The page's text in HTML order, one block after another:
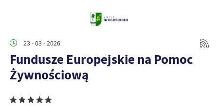
23 - 03 - 2026
Fundusze Europejskie na Pomoc
Żywnościową